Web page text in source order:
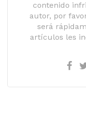
contenido
autor, por
será
artículos les